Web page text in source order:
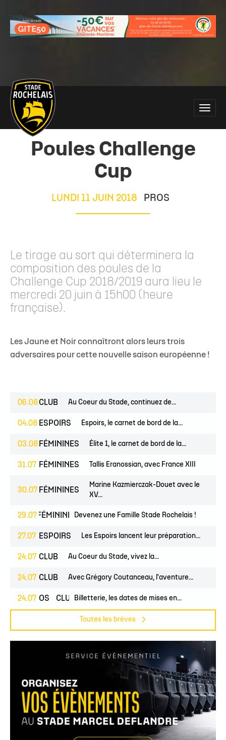
Main
site
navigation
Toggle
Poules Challenge
Cup
LUNDI 11 JUIN 2018 PROS
Le tirage au sort qui déterminera la
composition des poules de la
Challenge Cup 2018/2019 aura lieu le
mercredi 20 juin à 15h00 (heure
française).
Les Jaune et Noir connaîtront alors leurs trois
adversaires pour cette nouvelle saison européenne !
06.08CLUB Au Coeur du Stade, continuez de...
04.08 ESPOIRS Espoirs, le carnet de bord de la...
03.08 FÉMININES Élite 1, le carnet de bord de la...
31.07 FÉMININES Tallis Eranossian, avec France XIII
30.07 FÉMININES
Marine Kazmierczak-Douet avec le
XV...
29.07FÉMININES CLUB
Devenez une Famille Stade Rochelais !
27.07 ESPOIRS Les Espoirs lancent leur préparation...
24.07 CLUB Au Coeur du Stade, vivez la...
24.07 CLUB Avec Grégory Coutanceau, l'aventure...
24.07
PROS CLUB Billetterie, les dates de mises en...
Toutes les brèves